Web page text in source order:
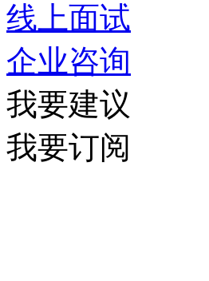
线上面试
企业咨询
我要建议
我要订阅